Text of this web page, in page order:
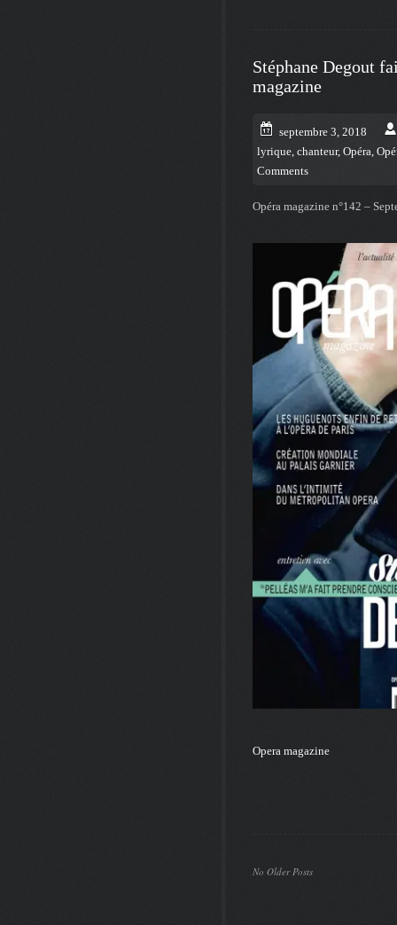
Stéphane Degout
magazine
septembre 3, 2018
lyrique, chanteur, Opéra,
Comments
Opéra magazine n°142 –
Opera magazine
No Older Posts